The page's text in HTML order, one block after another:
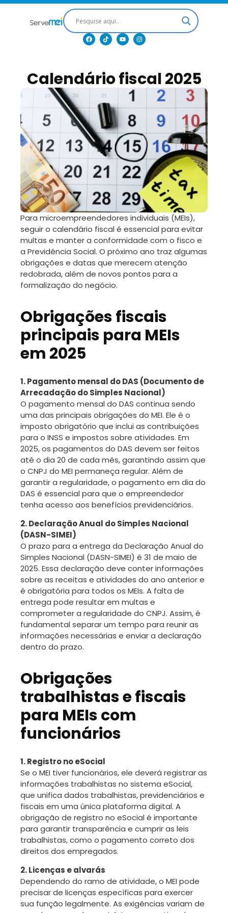
Calendário fiscal 2025
Para microempreendedores individuais (MEIs),
seguir o calendário fiscal é essencial para evitar
multas e manter a conformidade com o fisco e
a Previdência Social. O próximo ano traz algumas
obrigações e datas que merecem atenção
redobrada, além de novos pontos para a
formalização do negócio.
Obrigações fiscais
principais para MEIs
em 2025
1. Pagamento mensal do DAS (Documento de
Arrecadação do Simples Nacional)
O pagamento mensal do DAS continua sendo
uma das principais obrigações do MEI. Ele é o
imposto obrigatório que inclui as contribuições
para o INSS e impostos sobre atividades. Em
2025, os pagamentos do DAS devem ser feitos
até o dia 20 de cada mês, garantindo assim que
o CNPJ do MEI permaneça regular. Além de
garantir a regularidade, o pagamento em dia do
DAS é essencial para que o empreendedor
tenha acesso aos benefícios previdenciários.
2. Declaração Anual do Simples Nacional
(DASN-SIMEI)
O prazo para a entrega da Declaração Anual do
Simples Nacional (DASN-SIMEI) é 31 de maio de
2025. Essa declaração deve conter informações
sobre as receitas e atividades do ano anterior e
é obrigatória para todos os MEIs. A falta de
entrega pode resultar em multas e
comprometer a regularidade do CNPJ. Assim, é
fundamental separar um tempo para reunir as
informações necessárias e enviar a declaração
dentro do prazo.
Obrigações
trabalhistas e fiscais
para MEIs com
funcionários
1. Registro no eSocial
Se o MEI tiver funcionários, ele deverá registrar as
informações trabalhistas no sistema eSocial,
que unifica dados trabalhistas, previdenciários e
fiscais em uma única plataforma digital. A
obrigação de registro no eSocial é importante
para garantir transparência e cumprir as leis
trabalhistas, como o pagamento correto dos
direitos dos empregados.
2. Licenças e alvarás
Dependendo do ramo de atividade, o MEI pode
precisar de licenças específicas para exercer
sua função legalmente. As exigências variam de